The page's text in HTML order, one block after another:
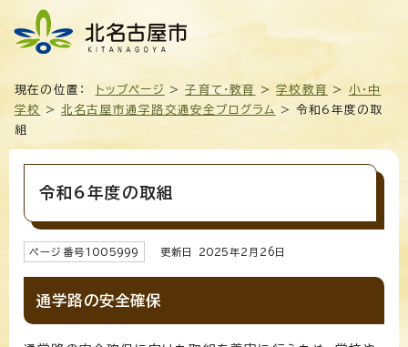
現在の位置： トップページ >子育て・教育 >学校教育 > 小・中
学校
>北名古屋市通学路交通安全プログラム
> 令和6年度の取
組
令和6年度の取組
ページ番号1005999 更新日 2025年2月 26 日
通学路の安全確保